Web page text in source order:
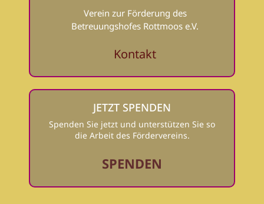
Verein zur Förderung des
Betreuungshofes Rottmoos e.V.
Kontakt
JETZT SPENDEN
Spenden Sie jetzt und unterstützen Sie so
die Arbeit des Fördervereins.
SPENDEN